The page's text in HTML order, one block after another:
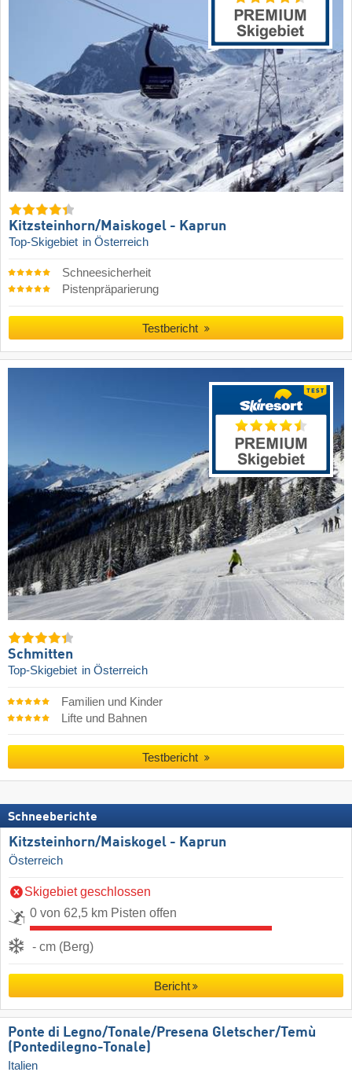
Kitzsteinhorn/​Maiskogel - Kaprun
Top-Skigebiet in Österreich
Schneesicherheit
Pistenpräparierung
Testbericht
Schmitten
Top-Skigebiet in Österreich
Familien und Kinder
Lifte und Bahnen
Testbericht
Schneeberichte
Kitzsteinhorn/​Maiskogel - Kaprun
Österreich
Skigebiet geschlossen
0 von 62,5 km Pisten offen
- cm (Berg)
Bericht
Ponte di Legno/​Tonale/​Presena Gletscher/​Temù
(Pontedilegno-Tonale)
Italien